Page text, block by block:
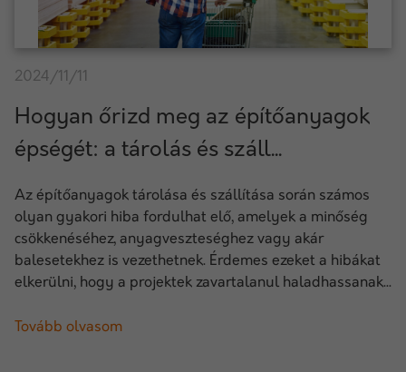
2024/11/11
Hogyan őrizd meg az építőanyagok
épségét: a tárolás és száll...
Az építőanyagok tárolása és szállítása során számos
olyan gyakori hiba fordulhat elő, amelyek a minőség
csökkenéséhez, anyagveszteséghez vagy akár
balesetekhez is vezethetnek. Érdemes ezeket a hibákat
elkerülni, hogy a projektek zavartalanul haladhassanak...
Tovább olvasom